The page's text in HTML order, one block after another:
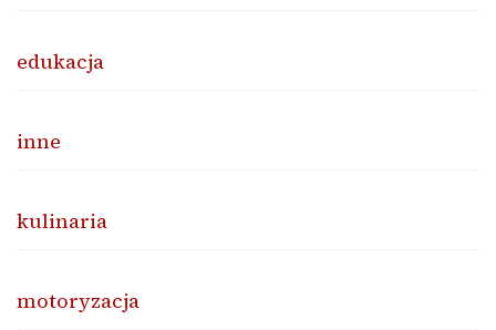
edukacja
inne
kulinaria
motoryzacja